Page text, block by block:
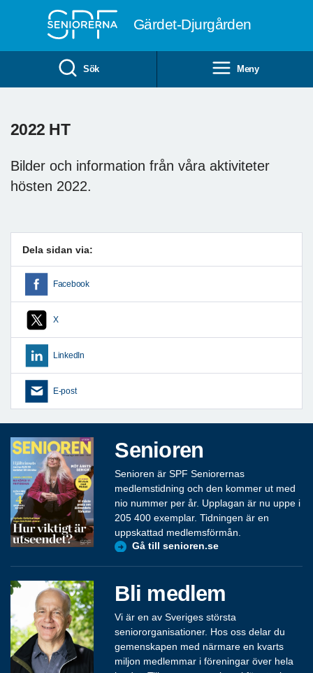
Gärdet-Djurgården
Sök Meny
2022 HT
Bilder och information från våra aktiviteter
hösten 2022.
Dela sidan via:
Facebook
X
LinkedIn
E-post
Senioren
Senioren är SPF Seniorernas
medlemstidning och den kommer ut med
nio nummer per år. Upplagan är nu uppe i
205 400 exemplar. Tidningen är en
uppskattad medlemsförmån.
Gå till senioren.se
Bli medlem
Vi är en av Sveriges största
seniororganisationer. Hos oss delar du
gemenskapen med närmare en kvarts
miljon medlemmar i föreningar över hela